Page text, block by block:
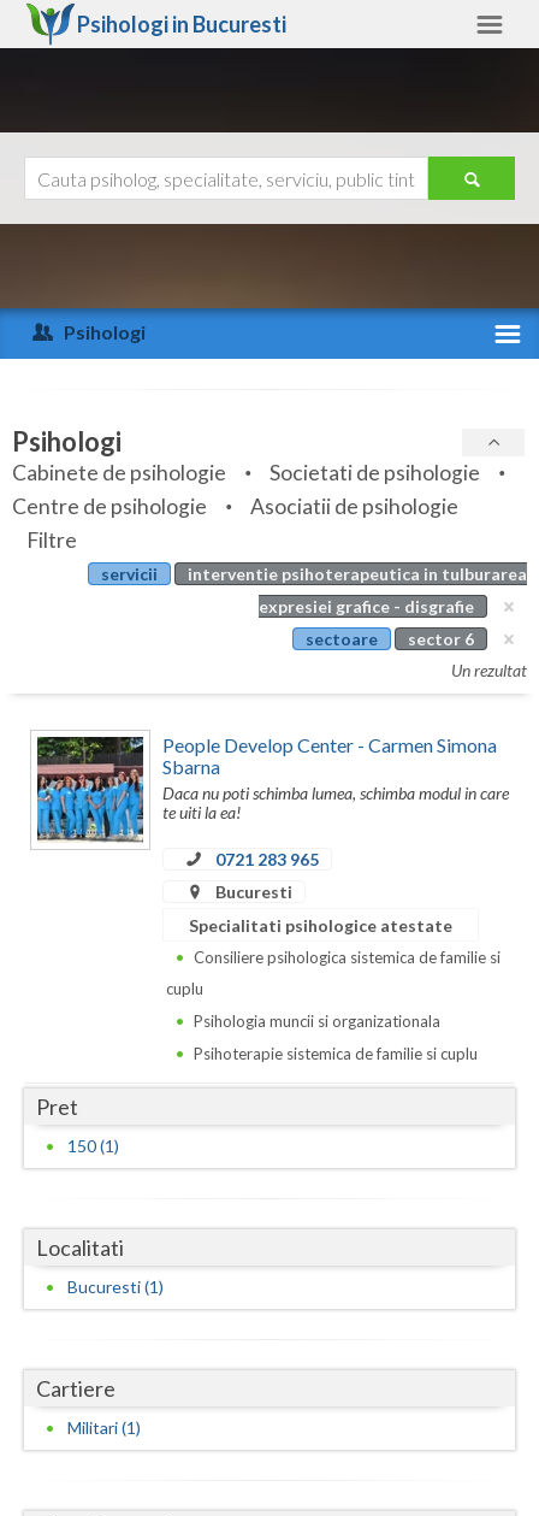
Psihologi in Bucuresti
Arad
Arges
Bihor
Bistrita-Nasaud
Botosani
Bucuresti
Buzau
Calarasi
Caras-Severin
Dolj
Galati
Gorj
Harghita
Ialomita
Iasi
Ajutor
Psihologi
Specialitati
Servicii
Articole
Evenimente
Psihologi
Cabinete de psihologie
Societati de psihologie
Centre de psihologie
Asociatii de psihologie
Filtre
servicii
interventie psihoterapeutica in tulburarea
expresiei grafice - disgrafie
sectoare
sector 6
Un rezultat
People Develop Center - Carmen Simona
Sbarna
Daca nu poti schimba lumea, schimba modul in care
te uiti la ea!
0721 283 965
Bucuresti
Specialitati psihologice atestate
Consiliere psihologica sistemica de familie si
cuplu
Psihologia muncii si organizationala
Psihoterapie sistemica de familie si cuplu
Pret
150 (1)
Localitati
Bucuresti (1)
Cartiere
Militari (1)